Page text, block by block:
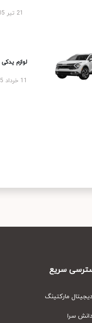
لوازم یدکی
سریع
مارکتینگ
سرا